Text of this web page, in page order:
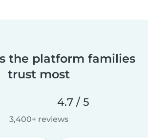
the platform families
trust most
4.7 / 5
3,400+ reviews